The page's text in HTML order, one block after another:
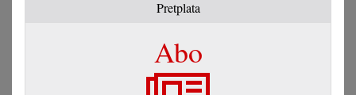
Pretplata
Abo